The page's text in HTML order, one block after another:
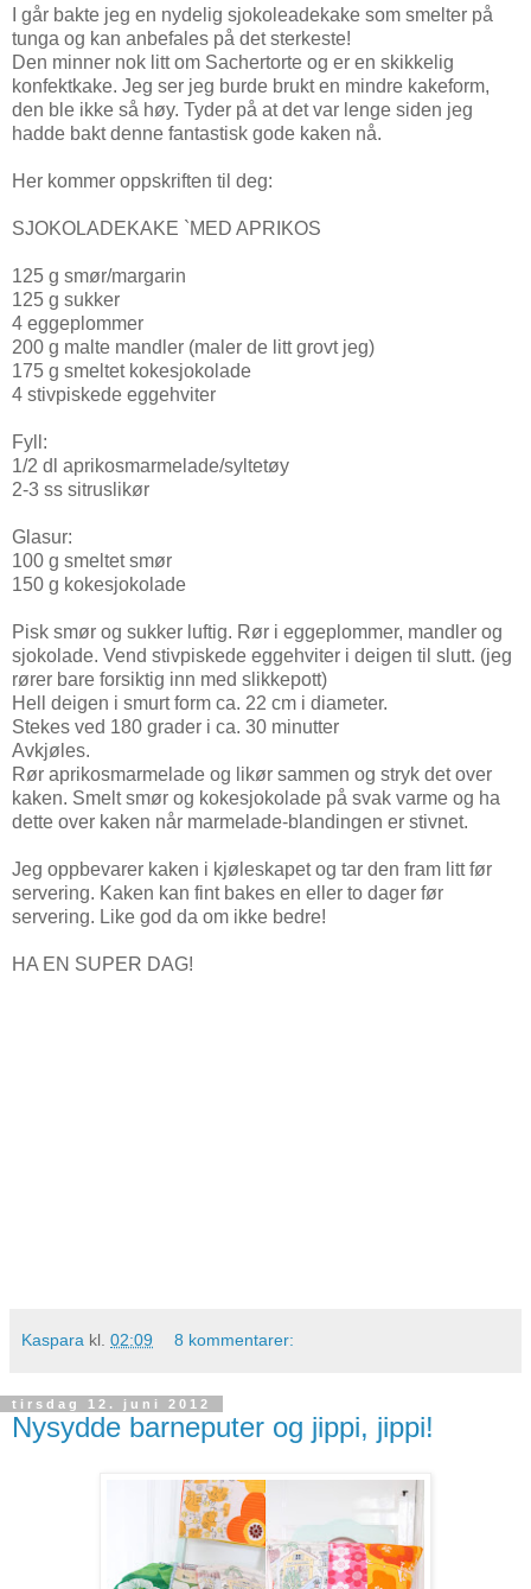
I går bakte jeg en nydelig sjokoleadekake som smelter på
tunga og kan anbefales på det sterkeste!
Den minner nok litt om Sachertorte og er en skikkelig
konfektkake. Jeg ser jeg burde brukt en mindre kakeform,
den ble ikke så høy. Tyder på at det var lenge siden jeg
hadde bakt denne fantastisk gode kaken nå.
Her kommer oppskriften til deg:
SJOKOLADEKAKE `MED APRIKOS
125 g smør/margarin
125 g sukker
4 eggeplommer
200 g malte mandler (maler de litt grovt jeg)
175 g smeltet kokesjokolade
4 stivpiskede eggehviter
Fyll:
1/2 dl aprikosmarmelade/syltetøy
2-3 ss sitruslikør
Glasur:
100 g smeltet smør
150 g kokesjokolade
Pisk smør og sukker luftig. Rør i eggeplommer, mandler og
sjokolade. Vend stivpiskede eggehviter i deigen til slutt. (jeg
rører bare forsiktig inn med slikkepott)
Hell deigen i smurt form ca. 22 cm i diameter.
Stekes ved 180 grader i ca. 30 minutter
Avkjøles.
Rør aprikosmarmelade og likør sammen og stryk det over
kaken. Smelt smør og kokesjokolade på svak varme og ha
dette over kaken når marmelade-blandingen er stivnet.
Jeg oppbevarer kaken i kjøleskapet og tar den fram litt før
servering. Kaken kan fint bakes en eller to dager før
servering. Like god da om ikke bedre!
HA EN SUPER DAG!
Kaspara kl. 02:09 8 kommentarer:
tirsdag 12. juni 2012
Nysydde barneputer og jippi, jippi!